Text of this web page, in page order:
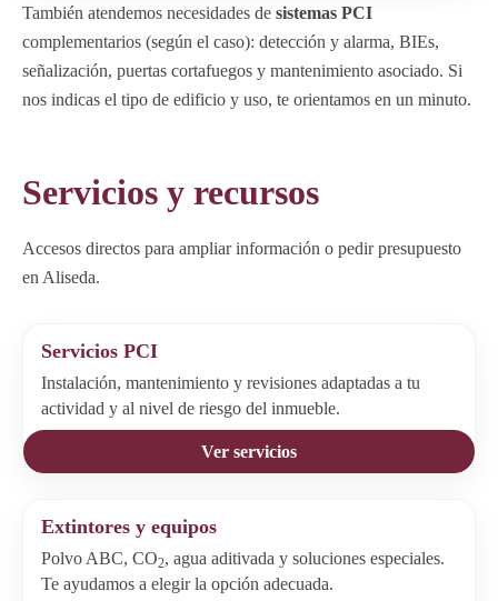
También atendemos necesidades de sistemas PCI
complementarios (según el caso): detección y alarma, BIEs,
señalización, puertas cortafuegos y mantenimiento asociado. Si
nos indicas el tipo de edificio y uso, te orientamos en un minuto.
Servicios y recursos
Accesos directos para ampliar información o pedir presupuesto
en Aliseda.
Servicios PCI
Instalación, mantenimiento y revisiones adaptadas a tu
actividad y al nivel de riesgo del inmueble.
Ver servicios
Extintores y equipos
Polvo ABC, CO2, agua aditivada y soluciones especiales.
Te ayudamos a elegir la opción adecuada.